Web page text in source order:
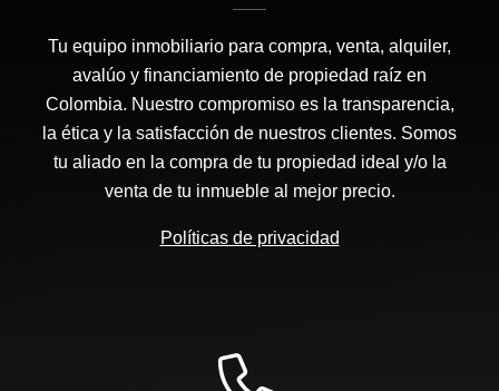
Tu equipo inmobiliario para compra, venta, alquiler,
avalúo y financiamiento de propiedad raíz en
Colombia. Nuestro compromiso es la transparencia,
la ética y la satisfacción de nuestros clientes. Somos
tu aliado en la compra de tu propiedad ideal y/o la
venta de tu inmueble al mejor precio.
Políticas de privacidad